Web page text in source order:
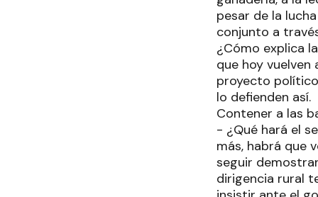
pesar de la
conjunto a
¿Cómo explica
que hoy
proyecto
lo defienden así.
Contener a las
- ¿Qué hará el
más, habrá que
seguir
dirigencia rural